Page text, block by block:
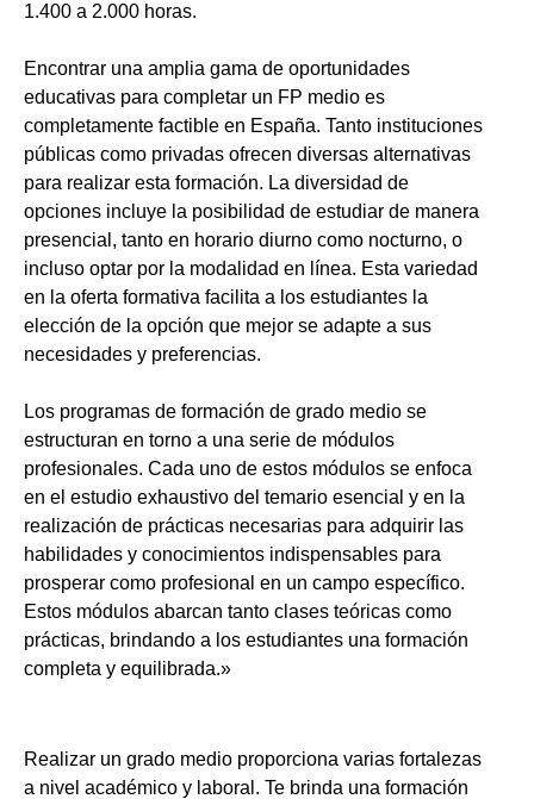
1.400 a 2.000 horas.
Encontrar una amplia gama de oportunidades
educativas para completar un FP medio es
completamente factible en España. Tanto instituciones
públicas como privadas ofrecen diversas alternativas
para realizar esta formación. La diversidad de
opciones incluye la posibilidad de estudiar de manera
presencial, tanto en horario diurno como nocturno, o
incluso optar por la modalidad en línea. Esta variedad
en la oferta formativa facilita a los estudiantes la
elección de la opción que mejor se adapte a sus
necesidades y preferencias.
Los programas de formación de grado medio se
estructuran en torno a una serie de módulos
profesionales. Cada uno de estos módulos se enfoca
en el estudio exhaustivo del temario esencial y en la
realización de prácticas necesarias para adquirir las
habilidades y conocimientos indispensables para
prosperar como profesional en un campo específico.
Estos módulos abarcan tanto clases teóricas como
prácticas, brindando a los estudiantes una formación
completa y equilibrada.»
Realizar un grado medio proporciona varias fortalezas
a nivel académico y laboral. Te brinda una formación